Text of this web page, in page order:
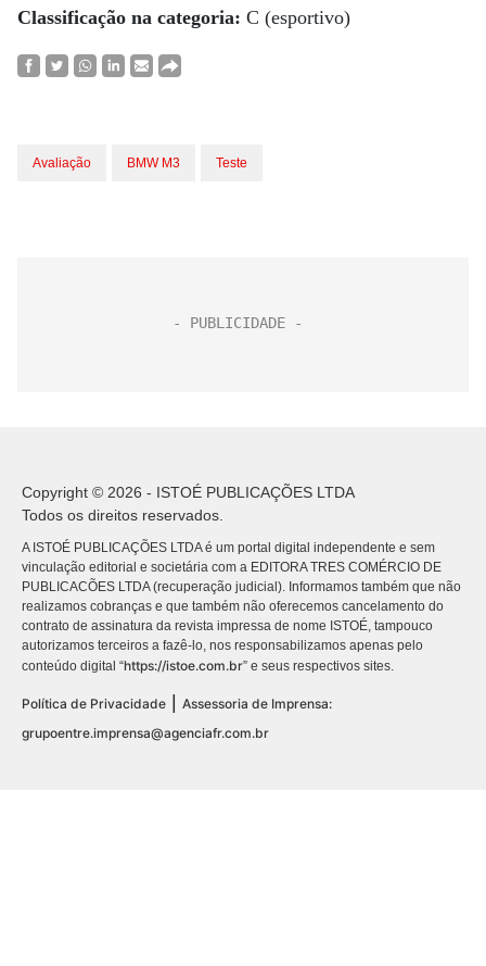
Classificação na categoria: C (esportivo)
Avaliação BMW M3 Teste
Copyright © 2026 - ISTOÉ PUBLICAÇÕES LTDA
Todos os direitos reservados.
A ISTOÉ PUBLICAÇÕES LTDA é um portal digital independente e sem
vinculação editorial e societária com a EDITORA TRES COMÉRCIO DE
PUBLICACÕES LTDA (recuperação judicial). Informamos também que não
realizamos cobranças e que também não oferecemos cancelamento do
contrato de assinatura da revista impressa de nome ISTOÉ, tampouco
autorizamos terceiros a fazê-lo, nos responsabilizamos apenas pelo
conteúdo digital “https://istoe.com.br” e seus respectivos sites.
Política de Privacidade
Assessoria de Imprensa:
grupoentre.imprensa@agenciafr.com.br